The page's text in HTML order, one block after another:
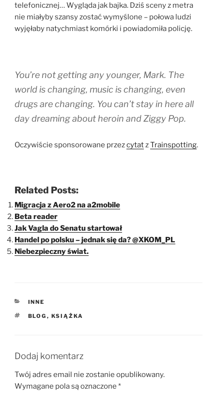
telefonicznej… Wygląda jak bajka. Dziś sceny z metra
nie miałyby szansy zostać wymyślone – połowa ludzi
wyjęłaby natychmiast komórki i powiadomiła policję.
You’re not getting any younger, Mark. The
world is changing, music is changing, even
drugs are changing. You can’t stay in here all
day dreaming about heroin and Ziggy Pop.
Oczywiście sponsorowane przezcytatzTrainspotting.
Related Posts:
Migracja z Aero2 na a2mobile
Beta reader
Jak Vagla do Senatu startował
Handel po polsku – jednak się da? @XKOM_PL
Niebezpieczny świat.
KATEGORIE
INNE
TAGI
BLOG , KSIĄŻKA
Dodaj komentarz
Twój adres email nie zostanie opublikowany.
Wymagane pola są oznaczone *